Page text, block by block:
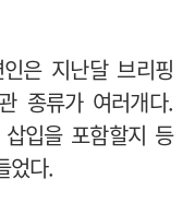
은 지난달 브리핑
종류가 여러개다.
입을 포함할지 등
었다.